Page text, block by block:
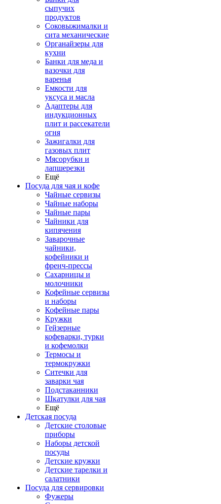
сыпучих
продуктов
Соковыжималки и
сита механические
Органайзеры для
кухни
Банки для меда и
вазочки для
варенья
Емкости для
уксуса и масла
Адаптеры для
индукционных
плит и рассекатели
огня
Зажигалки для
газовых плит
Мясорубки и
лапшерезки
Ещё
Посуда для чая и кофе
Чайные сервизы
Чайные наборы
Чайные пары
Чайники для
кипячения
Заварочные
чайники,
кофейники и
френч-прессы
Сахарницы и
молочники
Кофейные сервизы
и наборы
Кофейные пары
Кружки
Гейзерные
кофеварки, турки
и кофемолки
Термосы и
термокружки
Ситечки для
заварки чая
Подстаканники
Шкатулки для чая
Ещё
Детская посуда
Детские столовые
приборы
Наборы детской
посуды
Детские кружки
Детские тарелки и
салатники
Посуда для сервировки
Фужеры